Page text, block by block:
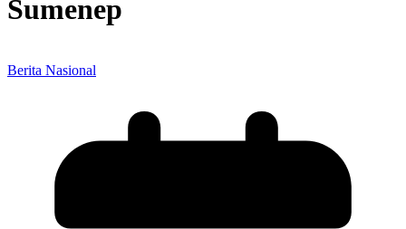
Sumenep
Berita Nasional